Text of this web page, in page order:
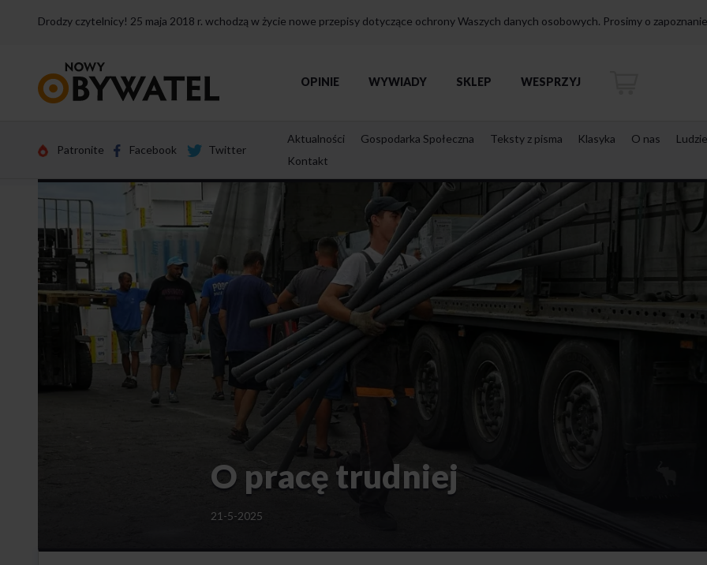
Drodzy czytelnicy! 25 maja 2018 r. wchodzą w życie nowe przepisy dotyczące ochrony Waszych danych osobowych. Prosimy o
strony
OPINIE WYWIADY SKLEP WESPRZYJ
Patronite Facebook Twitter
Aktualności Gospodarka Społeczna Teksty z pisma Klasyka O nas
Ludzie
Kontakt
O pracę trudniej
21-5-2025